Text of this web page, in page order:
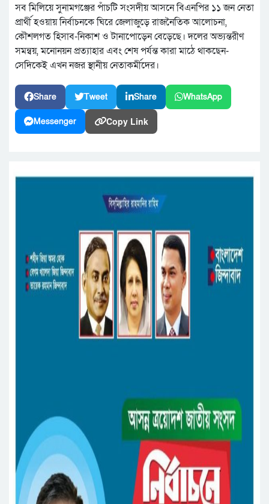
সব মিলিয়ে সুনামগঞ্জের পাঁচটি সংসদীয় আসনে বিএনপির ১১ জন নেতা
প্রার্থী হওয়ায় নির্বাচনকে ঘিরে জেলাজুড়ে রাজনৈতিক আলোচনা,
কৌশলগত হিসাব-নিকাশ ও টানাপোড়েন বেড়েছে। দলের অভ্যন্তরীণ
সমন্বয়, মনোনয়ন প্রত্যাহার এবং শেষ পর্যন্ত কারা মাঠে থাকছেন-
সেদিকেই এখন নজর স্থানীয় নেতাকর্মীদের।
Share Tweet Share WhatsApp
Messenger Copy Link